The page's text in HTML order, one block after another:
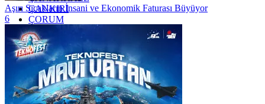
ÇANKIRI
ÇORUM
İSTANBUL
İZMİR
ŞANLIURFA
ŞIRNAK
Aşırı Sıcakların İnsani ve Ekonomik Faturası Büyüyor
6